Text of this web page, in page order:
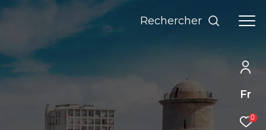
Fr
0
Rechercher